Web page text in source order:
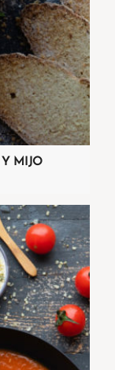
MIJO